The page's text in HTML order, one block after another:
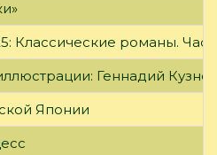
Классические романы.
Геннадий
Японии